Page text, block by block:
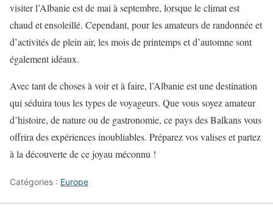
visiter l’Albanie est de mai à septembre, lorsque le climat est
chaud et ensoleillé. Cependant, pour les amateurs de randonnée et
d’activités de plein air, les mois de printemps et d’automne sont
également idéaux.
Avec tant de choses à voir et à faire, l’Albanie est une destination
qui séduira tous les types de voyageurs. Que vous soyez amateur
d’histoire, de nature ou de gastronomie, ce pays des Balkans vous
offrira des expériences inoubliables. Préparez vos valises et partez
à la découverte de ce joyau méconnu !
Catégories : Europe